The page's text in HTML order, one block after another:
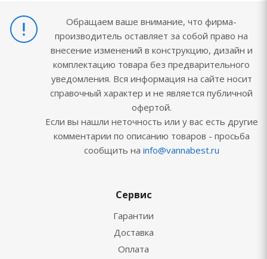
Обращаем ваше внимание, что фирма-
производитель оставляет за собой право на
внесение изменений в конструкцию, дизайн и
комплектацию товара без предварительного
уведомления. Вся информация на сайте носит
справочный характер и не является публичной
офертой.
Если вы нашли неточность или у вас есть другие
комментарии по описанию товаров - просьба
сообщить на info@vannabest.ru
Сервис
Гарантии
Доставка
Оплата